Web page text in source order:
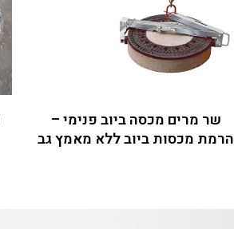
שר מרים מכסה ביוב פנימי –
הרמת מכסות ביוב ללא מאמץ גב